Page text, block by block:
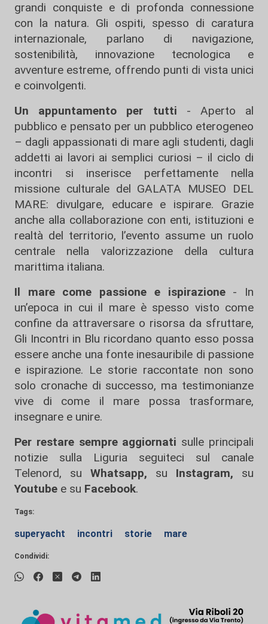
grandi conquiste e di profonda connessione
con la natura. Gli ospiti, spesso di caratura
internazionale, parlano di navigazione,
sostenibilità, innovazione tecnologica e
avventure estreme, offrendo punti di vista unici
e coinvolgenti.
Un appuntamento per tutti - Aperto al
pubblico e pensato per un pubblico eterogeneo
– dagli appassionati di mare agli studenti, dagli
addetti ai lavori ai semplici curiosi – il ciclo di
incontri si inserisce perfettamente nella
missione culturale del GALATA MUSEO DEL
MARE: divulgare, educare e ispirare. Grazie
anche alla collaborazione con enti, istituzioni e
realtà del territorio, l’evento assume un ruolo
centrale nella valorizzazione della cultura
marittima italiana.
Il mare come passione e ispirazione - In
un’epoca in cui il mare è spesso visto come
confine da attraversare o risorsa da sfruttare,
Gli Incontri in Blu ricordano quanto esso possa
essere anche una fonte inesauribile di passione
e ispirazione. Le storie raccontate non sono
solo cronache di successo, ma testimonianze
vive di come il mare possa trasformare,
insegnare e unire.
Per restare sempre aggiornati sulle principali
notizie sulla Liguria seguiteci sul canale
Telenord, su
Whatsapp, su Instagram, su
Youtube e su Facebook.
Tags:
superyacht incontri storie mare
Condividi: